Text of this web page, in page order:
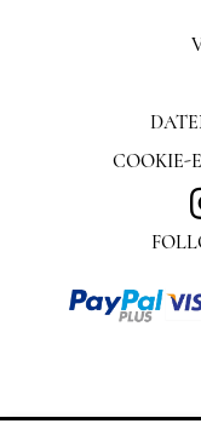
COOKIE-